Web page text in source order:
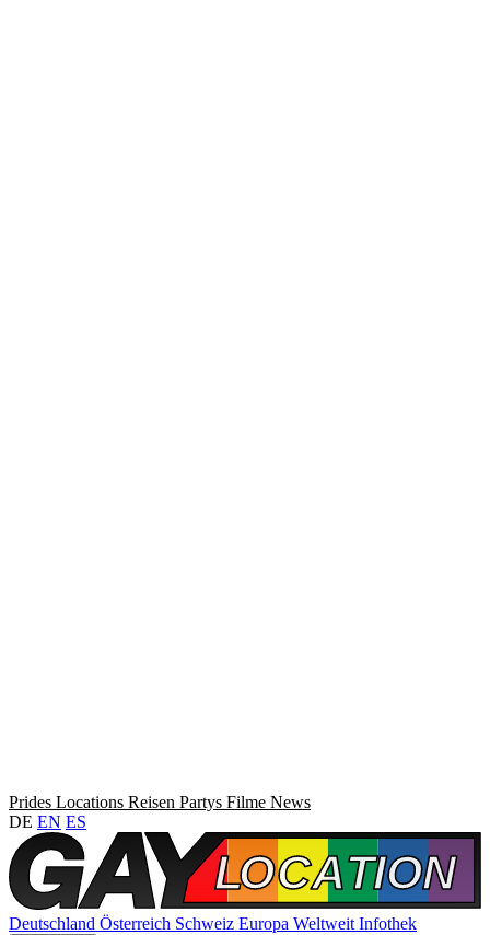
Prides Locations Reisen Partys Filme News
DE EN ES
Deutschland Österreich Schweiz Europa Weltweit Infothek